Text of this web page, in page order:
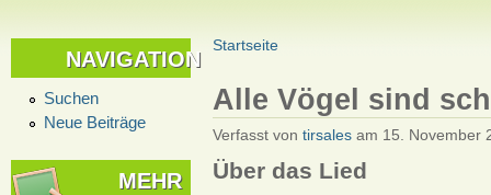
NAVIGATION
Suchen
Neue Beiträge
MEHR
Startseite
Alle Vögel sind
Verfasst von tirsalesam 15. November
Über das Lied